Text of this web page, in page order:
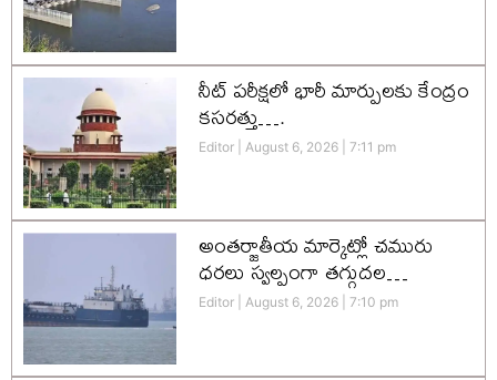
నీట్ పరీక్షలో భారీ మార్పులకు కేంద్రం
కసరత్తు….
Editor August 6, 2026 7:11 pm
అంతర్జాతీయ మార్కెట్లో చమురు
ధరలు స్వల్పంగా తగ్గుదల…
Editor August 6, 2026 7:10 pm